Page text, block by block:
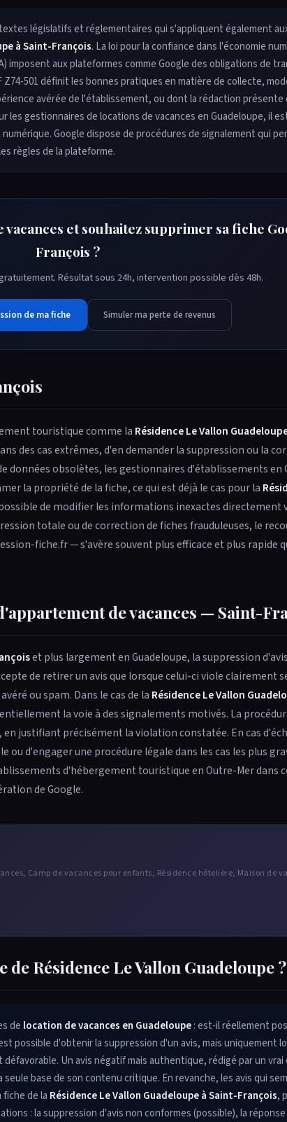
législatifs et réglementaires qui s'appliquent également
à Saint-François. La loi pour la confiance dans l'économie
imposent aux plateformes comme Google des obligations de
Z74-501 définit les bonnes pratiques en matière de collecte,
avérée de l'établissement, ou dont la rédaction
gestionnaires de locations de vacances en Guadeloupe, il
Google dispose de procédures de signalement qui
règles de la plateforme.
et souhaitez supprimer sa fiche
François ?
Résultat sous 24h, intervention possible dès 48h.
de ma fiche Simuler ma perte de revenus
touristique comme la Résidence Le Vallon
des cas extrêmes, d'en demander la suppression ou la
données obsolètes, les gestionnaires d'établissements en
la propriété de la fiche, ce qui est déjà le cas pour la
de modifier les informations inexactes directement
totale ou de correction de fiches frauduleuses, le
fiche.fr — s'avère souvent plus efficace et plus rapide
de vacances — Saint-
et plus largement en Guadeloupe, la suppression
de retirer un avis que lorsque celui-ci viole clairement
ou spam. Dans le cas de la Résidence Le Vallon
la voie à des signalements motivés. La
justifiant précisément la violation constatée. En cas
d'engager une procédure légale dans les cas les plus
d'hébergement touristique en Outre-Mer dans
de Google.
Camp de vacances pour enfants, Résidence hôtelière, Maison de
Résidence Le Vallon Guadeloupe ?
de location de vacances en Guadeloupe: est-il réellement
possible d'obtenir la suppression d'un avis, mais uniquement
Un avis négatif mais authentique, rédigé par un vrai
base de son contenu critique. En revanche, les avis qui
de la Résidence Le Vallon Guadeloupe à Saint-François,
: la suppression d'avis non conformes (possible), la